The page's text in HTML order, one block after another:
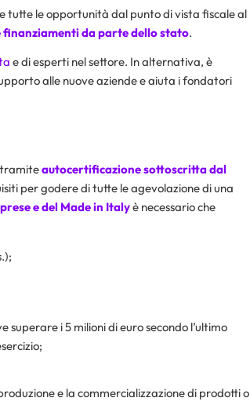
le opportunità dal punto di vista fiscale al
finanziamenti da parte dello stato.
e di esperti nel settore. In alternativa, è
alle nuove aziende e aiuta i fondatori
tramiteautocertificazione sottoscritta dal
per godere di tutte le agevolazione di una
e del Made in Italyè necessario che
superare i 5 milioni di euro secondo l’ultimo
e la commercializzazione di prodotti o